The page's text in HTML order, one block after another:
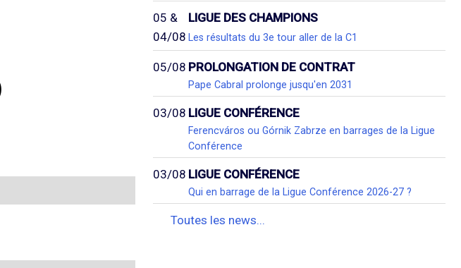
05 &
04/08
LIGUE DES CHAMPIONS
Les résultats du 3e tour aller de la C1
05/08 PROLONGATION DE CONTRAT
Pape Cabral prolonge jusqu'en 2031
03/08 LIGUE CONFÉRENCE
Ferencváros ou Górnik Zabrze en barrages de la Ligue
Conférence
03/08 LIGUE CONFÉRENCE
Qui en barrage de la Ligue Conférence 2026-27 ?
Toutes les news...